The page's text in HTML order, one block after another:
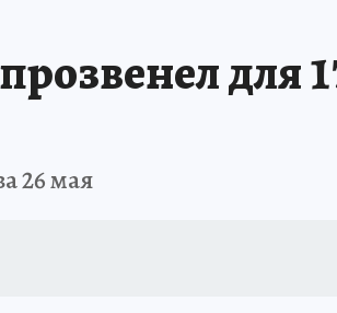
для
26 мая